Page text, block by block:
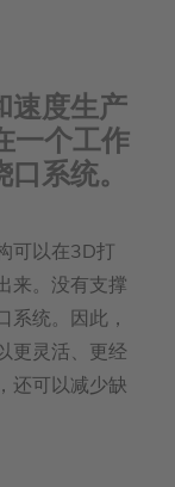
速度生产
一个工作
系统。
可以在3D打
来。没有支撑
系统。因此，
更灵活、更经
还可以减少缺